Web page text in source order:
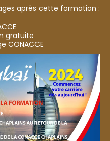
après cette formation :
gratuite
CONACCE